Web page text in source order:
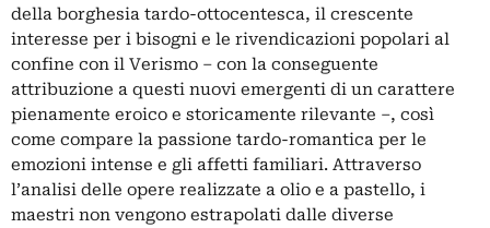
della borghesia tardo-ottocentesca, il crescente
interesse per i bisogni e le rivendicazioni popolari al
confine con il Verismo – con la conseguente
attribuzione a questi nuovi emergenti di un carattere
pienamente eroico e storicamente rilevante –, così
come compare la passione tardo-romantica per le
emozioni intense e gli affetti familiari. Attraverso
l’analisi delle opere realizzate a olio e a pastello, i
maestri non vengono estrapolati dalle diverse